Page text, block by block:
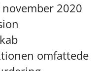
2020
omfattede